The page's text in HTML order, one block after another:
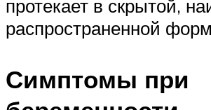
протекает в скрытой,
распространенной
Симптомы при